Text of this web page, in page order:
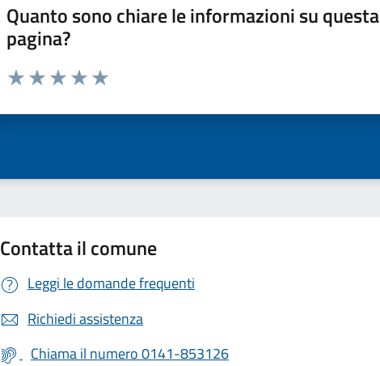
Quanto sono chiare le informazioni su questa
pagina?
Valuta da 1 a 5 stelle la pagina
Contatta il comune
Leggi le domande frequenti
Richiedi assistenza
Chiama il numero 0141-853126